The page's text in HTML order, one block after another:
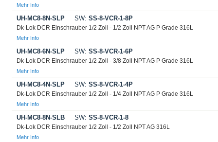
Mehr Info
UH-MC8-8N-SLP SW: SS-8-VCR-1-8P
Dk-Lok DCR Einschrauber 1/2 Zoll - 1/2 Zoll NPT AG P Grade 316L
Mehr Info
UH-MC8-6N-SLP SW: SS-8-VCR-1-6P
Dk-Lok DCR Einschrauber 1/2 Zoll - 3/8 Zoll NPT AG P Grade 316L
Mehr Info
UH-MC8-4N-SLP SW: SS-8-VCR-1-4P
Dk-Lok DCR Einschrauber 1/2 Zoll - 1/4 Zoll NPT AG P Grade 316L
Mehr Info
UH-MC8-8N-SLB SW: SS-8-VCR-1-8
Dk-Lok DCR Einschrauber 1/2 Zoll - 1/2 Zoll NPT AG 316L
Mehr Info